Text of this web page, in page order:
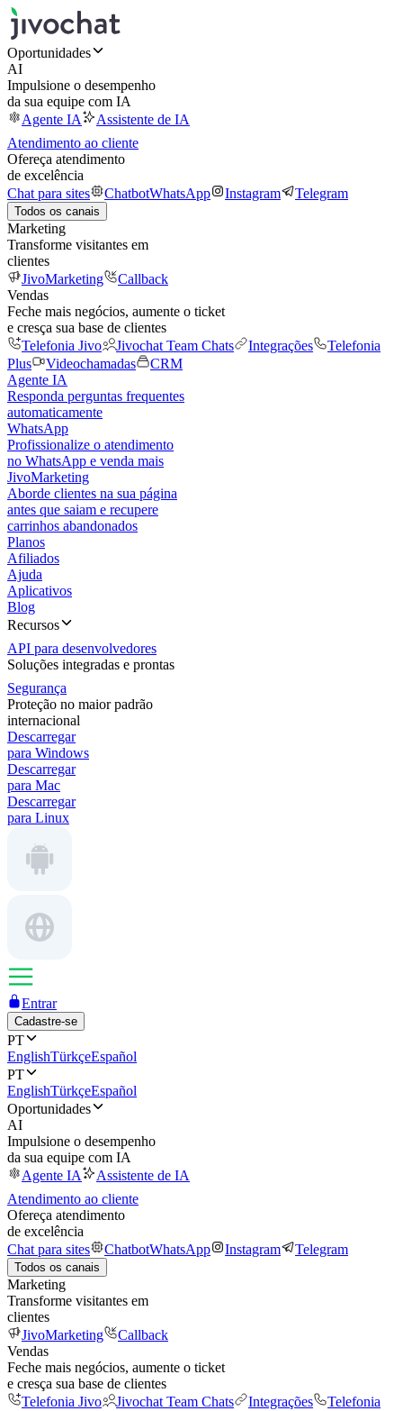
Oportunidades
AI
Impulsione o desempenho
da sua equipe com IA
Agente IA
Assistente de IA
Atendimento ao cliente
Ofereça atendimento
de excelência
Chat para sites
ChatbotWhatsApp Instagram Telegram
Todos os canais
Marketing
Transforme visitantes em
clientes
JivoMarketing
Callback
Vendas
Feche mais negócios, aumente o ticket
e cresça sua base de clientes
Telefonia Jivo
Jivochat Team Chats Integrações
Telefonia
Plus
Videochamadas
CRM
Agente IA
Responda perguntas frequentes
automaticamente
WhatsApp
Profissionalize o atendimento
no WhatsApp e venda mais
JivoMarketing
Aborde clientes na sua página
antes que saiam e recupere
carrinhos abandonados
Planos
Afiliados
Ajuda
Aplicativos
Blog
Recursos
API para desenvolvedores
Soluções integradas e prontas
Segurança
Proteção no maior padrão
internacional
Descarregar
para Windows
Descarregar
para Mac
Descarregar
para Linux
Entrar
Cadastre-se
PT
EnglishTürkçeEspañol
PT
EnglishTürkçeEspañol
Oportunidades
AI
Impulsione o desempenho
da sua equipe com IA
Agente IA
Assistente de IA
Atendimento ao cliente
Ofereça atendimento
de excelência
Chat para sites
ChatbotWhatsApp Instagram Telegram
Todos os canais
Marketing
Transforme visitantes em
clientes
JivoMarketing
Callback
Vendas
Feche mais negócios, aumente o ticket
e cresça sua base de clientes
Telefonia Jivo
Jivochat Team Chats Integrações
Telefonia